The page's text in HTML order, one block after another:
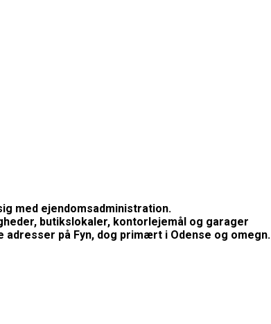
med ejendomsadministration.
butikslokaler, kontorlejemål og garager
på Fyn, dog primært i Odense og omegn.